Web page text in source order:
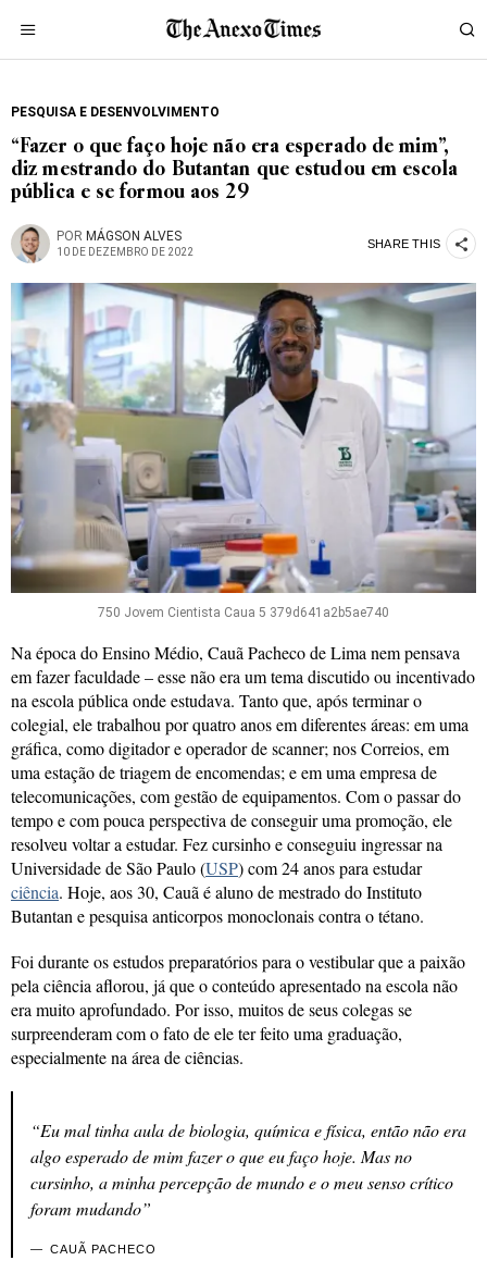
PESQUISA E DESENVOLVIMENTO
“Fazer o que faço hoje não era esperado de mim”,
diz mestrando do Butantan que estudou em escola
pública e se formou aos 29
POR MÁGSON ALVES
10 DE DEZEMBRO DE 2022
SHARE THIS
750 Jovem Cientista Caua 5 379d641a2b5ae740
Na época do Ensino Médio, Cauã Pacheco de Lima nem pensava
em fazer faculdade – esse não era um tema discutido ou incentivado
na escola pública onde estudava. Tanto que, após terminar o
colegial, ele trabalhou por quatro anos em diferentes áreas: em uma
gráfica, como digitador e operador de scanner; nos Correios, em
uma estação de triagem de encomendas; e em uma empresa de
telecomunicações, com gestão de equipamentos. Com o passar do
tempo e com pouca perspectiva de conseguir uma promoção, ele
resolveu voltar a estudar. Fez cursinho e conseguiu ingressar na
Universidade de São Paulo (USP) com 24 anos para estudar
ciência. Hoje, aos 30, Cauã é aluno de mestrado do Instituto
Butantan e pesquisa anticorpos monoclonais contra o tétano.
Foi durante os estudos preparatórios para o vestibular que a paixão
pela ciência aflorou, já que o conteúdo apresentado na escola não
era muito aprofundado. Por isso, muitos de seus colegas se
surpreenderam com o fato de ele ter feito uma graduação,
especialmente na área de ciências.
“Eu mal tinha aula de biologia, química e física, então não era
algo esperado de mim fazer o que eu faço hoje. Mas no
cursinho, a minha percepção de mundo e o meu senso crítico
foram mudando”
CAUÃ PACHECO